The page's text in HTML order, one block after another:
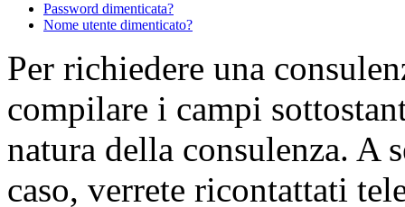
Password dimenticata?
Nome utente dimenticato?
Per richiedere una
compilare i campi
natura della consulenza. A
caso, verrete ricontattati